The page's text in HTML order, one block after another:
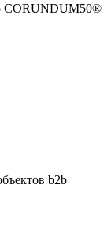
CORUNDUM50®
b2b